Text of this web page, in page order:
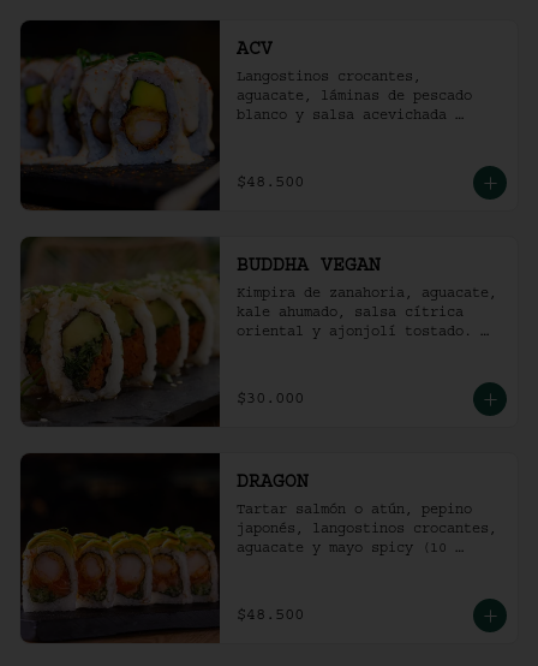
ACV
Langostinos crocantes,
aguacate, láminas de pescado
blanco y salsa acevichada
$48.500
BUDDHA VEGAN
Kimpira de zanahoria, aguacate,
kale ahumado, salsa cítrica
oriental y ajonjolí tostado.
$30.000
DRAGON
Tartar salmón o atún, pepino
japonés, langostinos crocantes,
aguacate y mayo spicy (10
$48.500